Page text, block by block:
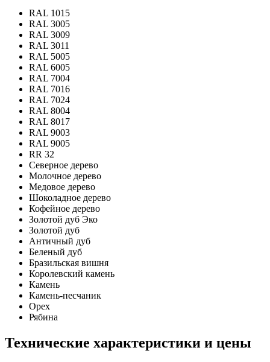
RAL 1015
RAL 3005
RAL 3009
RAL 3011
RAL 5005
RAL 6005
RAL 7004
RAL 7016
RAL 7024
RAL 8004
RAL 8017
RAL 9003
RAL 9005
RR 32
Северное дерево
Молочное дерево
Медовое дерево
Шоколадное дерево
Кофейное дерево
Золотой дуб Эко
Золотой дуб
Античный дуб
Беленый дуб
Бразильская вишня
Королевский камень
Камень
Камень-песчаник
Орех
Рябина
Технические характеристики и цены